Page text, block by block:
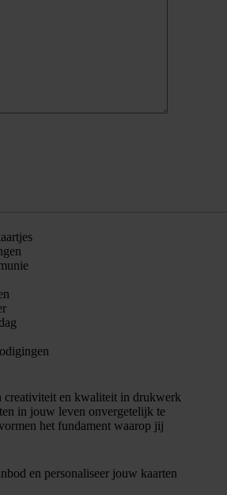
creativiteit en kwaliteit in drukwerk
in jouw leven onvergetelijk te
het fundament waarop jij
en personaliseer jouw kaarten